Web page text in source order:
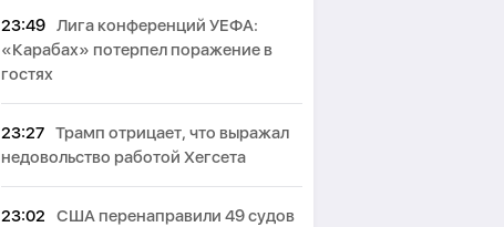
23:49 Лига конференций УЕФА:
«Карабах» потерпел поражение в
гостях
23:27 Трамп отрицает, что выражал
недовольство работой Хегсета
23:02
США перенаправили 49 судов